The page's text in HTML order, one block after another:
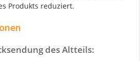
Produkts reduziert.
des Altteils: